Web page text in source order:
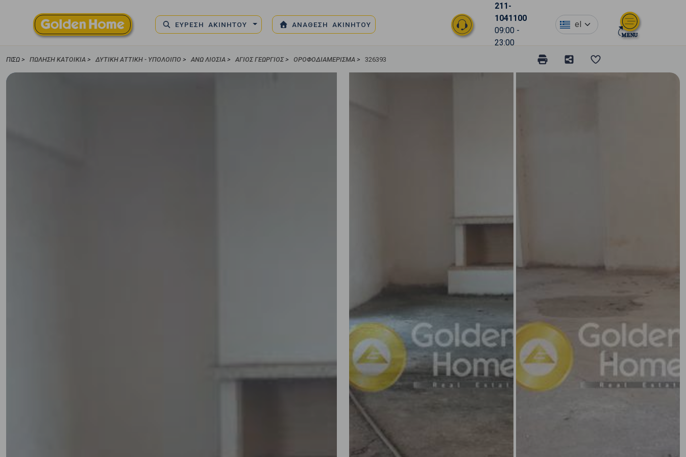
ΕΥΡΕΣΗ ΑΚΙΝΗΤΟΥ ΑΝΑΘΕΣΗ ΑΚΙΝΗΤΟΥ
211-
1041100
09:00 -
23:00
el
ΠΊΣΩ > ΠΏΛΗΣΗ ΚΑΤΟΙΚΊΑ > ΔΥΤΙΚΗ ΑΤΤΙΚΗ - ΥΠΟΛΟΙΠΟ > ΑΝΩ ΛΙΟΣΙΑ > ΆΓΙΟΣ ΓΕΏΡΓΙΟΣ> ΟΡΟΦΟΔΙΑΜΈΡΙΣΜΑ > 326393